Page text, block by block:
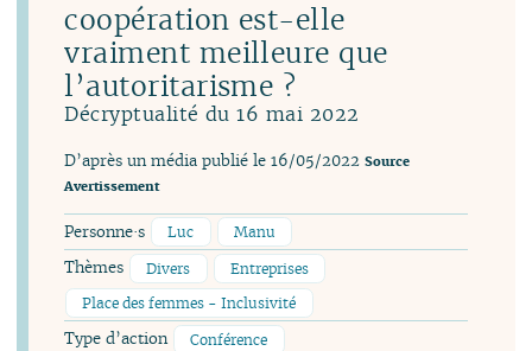
coopération est-elle
vraiment meilleure que
l’autoritarisme ?
Décryptualité du 16 mai 2022
D’après un média publié le 16/05/2022 Source
Avertissement
Personne·s Luc Manu
Thèmes Divers
Entreprises
Place des femmes - Inclusivité
Type d’action Conférence